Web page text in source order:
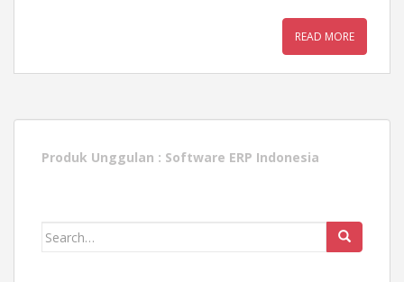
READ MORE
Produk Unggulan : Software ERP Indonesia
Search